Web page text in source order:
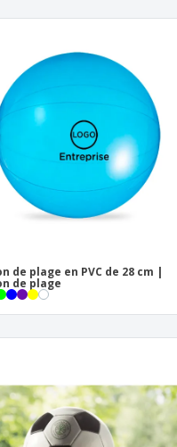
de plage en PVC de 28 cm |
de plage